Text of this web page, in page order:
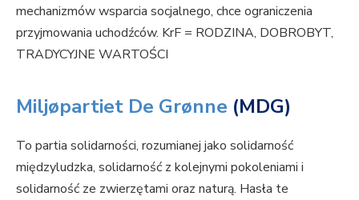
mechanizmów wsparcia socjalnego, chce ograniczenia
przyjmowania uchodźców. KrF = RODZINA, DOBROBYT,
TRADYCYJNE WARTOŚCI
Miljøpartiet De Grønne (MDG)
To partia solidarności, rozumianej jako solidarność
międzyludzka, solidarność z kolejnymi pokoleniami i
solidarność ze zwierzętami oraz naturą. Hasła te